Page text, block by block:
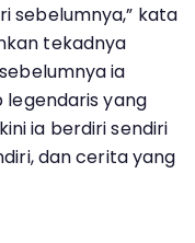
sebelumnya,” kata
tekadnya
ia
legendaris yang
ia berdiri sendiri
dan cerita yang